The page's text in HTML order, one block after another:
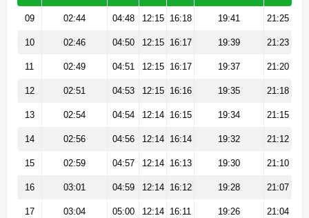
09 02:44 04:48 12:15 16:18 19:41 21:25
10 02:46 04:50 12:15 16:17 19:39 21:23
11 02:49 04:51 12:15 16:17 19:37 21:20
12 02:51 04:53 12:15 16:16 19:35 21:18
13 02:54 04:54 12:14 16:15 19:34 21:15
14 02:56 04:56 12:14 16:14 19:32 21:12
15 02:59 04:57 12:14 16:13 19:30 21:10
16 03:01 04:59 12:14 16:12 19:28 21:07
17 03:04 05:00 12:14 16:11 19:26 21:04